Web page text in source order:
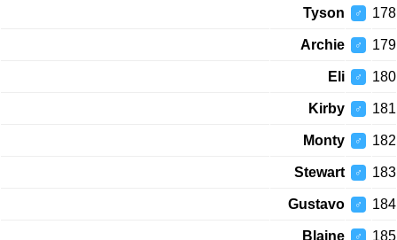
178
♂
Tyson
179
♂
Archie
180
♂
Eli
181
♂
Kirby
182
♂
Monty
183
♂
Stewart
184
♂
Gustavo
185
♂
Blaine